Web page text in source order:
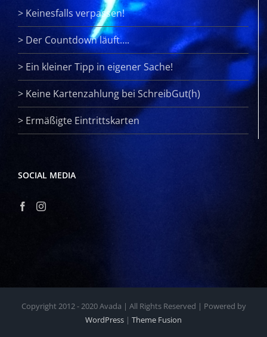
> Keinesfalls verpassen!
> Der Countdown läuft….
> Ein kleiner Tipp in eigener Sache!
> Keine Kartenzahlung bei SchreibGut(h)
> Ermäßigte Eintrittskarten
SOCIAL MEDIA
Copyright 2012 - 2020 Avada | All Rights Reserved | Powered by
WordPress | Theme Fusion